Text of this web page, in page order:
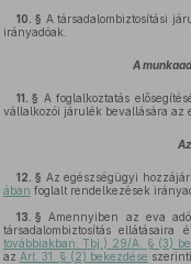
10. § A társadalombiztosítási
irányadóak.
A
11. § A foglalkoztatás
vállalkozói járulék bevallására az
12. § Az egészségügyi
ában foglalt rendelkezések
13. § Amennyiben az eva
társadalombiztosítás
továbbiakban: Tbj.) 29/A. § (3)
az Art. 31. § (2) bekezdése